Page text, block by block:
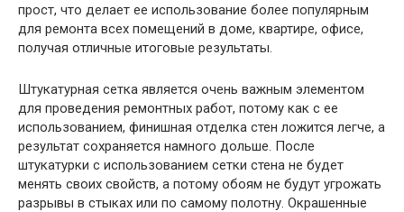
прост, что делает ее использование более популярным
для ремонта всех помещений в доме, квартире, офисе,
получая отличные итоговые результаты.
Штукатурная сетка является очень важным элементом
для проведения ремонтных работ, потому как с ее
использованием, финишная отделка стен ложится легче, а
результат сохраняется намного дольше. После
штукатурки с использованием сетки стена не будет
менять своих свойств, а потому обоям не будут угрожать
разрывы в стыках или по самому полотну. Окрашенные